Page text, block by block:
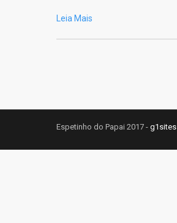
Leia Mais
Espetinho do Papai 2017 - g1sites